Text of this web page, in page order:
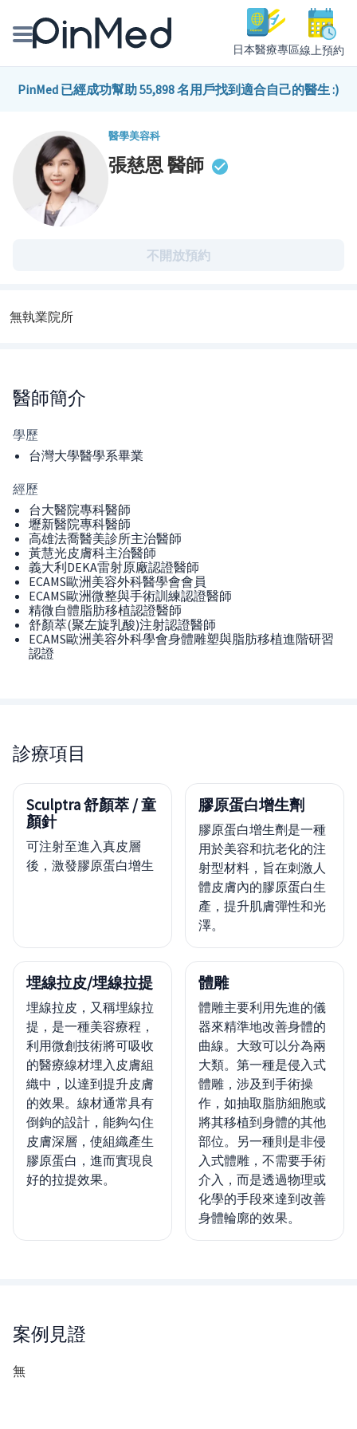
日本醫療專區線上預約
線上預約醫師、院所
健康主題館
PinMed 已經成功幫助 55,898 名用戶找到適合自己的醫生 :)
醫學美容科
張慈恩醫師
不開放預約
無執業院所
醫師簡介
學歷
台灣大學醫學系畢業
經歷
台大醫院專科醫師
壢新醫院專科醫師
高雄法喬醫美診所主治醫師
黃慧光皮膚科主治醫師
義大利DEKA雷射原廠認證醫師
ECAMS歐洲美容外科醫學會會員
ECAMS歐洲微整與手術訓練認證醫師
精微自體脂肪移植認證醫師
舒顏萃(聚左旋乳酸)注射認證醫師
ECAMS歐洲美容外科學會身體雕塑與脂肪移植進階研習
認證
診療項目
Sculptra 舒顏萃 / 童
顏針
可注射至進入真皮層
後，激發膠原蛋白增生
膠原蛋白增生劑
膠原蛋白增生劑是一種
用於美容和抗老化的注
射型材料，旨在刺激人
體皮膚內的膠原蛋白生
產，提升肌膚彈性和光
澤。
埋線拉皮/埋線拉提
埋線拉皮，又稱埋線拉
提，是一種美容療程，
利用微創技術將可吸收
的醫療線材埋入皮膚組
織中，以達到提升皮膚
的效果。線材通常具有
倒鉤的設計，能夠勾住
皮膚深層，使組織產生
膠原蛋白，進而實現良
好的拉提效果。
體雕
體雕主要利用先進的儀
器來精準地改善身體的
曲線。大致可以分為兩
大類。第一種是侵入式
體雕，涉及到手術操
作，如抽取脂肪細胞或
將其移植到身體的其他
部位。另一種則是非侵
入式體雕，不需要手術
介入，而是透過物理或
化學的手段來達到改善
身體輪廓的效果。
案例見證
無